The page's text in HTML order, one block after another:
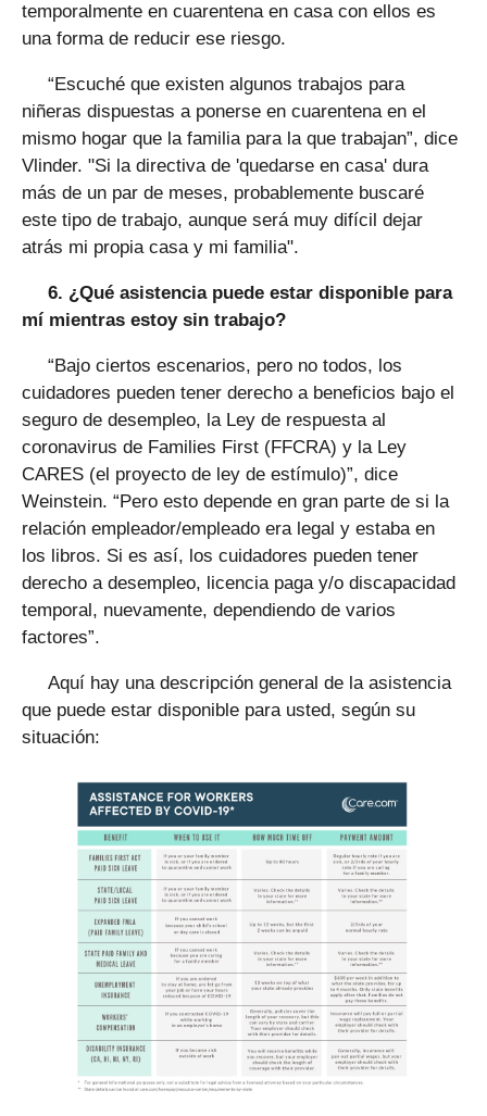
temporalmente en cuarentena en casa con ellos es
una forma de reducir ese riesgo.
“Escuché que existen algunos trabajos para
niñeras dispuestas a ponerse en cuarentena en el
mismo hogar que la familia para la que trabajan”, dice
Vlinder. "Si la directiva de 'quedarse en casa' dura
más de un par de meses, probablemente buscaré
este tipo de trabajo, aunque será muy difícil dejar
atrás mi propia casa y mi familia".
6. ¿Qué asistencia puede estar disponible para
mí mientras estoy sin trabajo?
“Bajo ciertos escenarios, pero no todos, los
cuidadores pueden tener derecho a beneficios bajo el
seguro de desempleo, la Ley de respuesta al
coronavirus de Families First (FFCRA) y la Ley
CARES (el proyecto de ley de estímulo)”, dice
Weinstein. “Pero esto depende en gran parte de si la
relación empleador/empleado era legal y estaba en
los libros. Si es así, los cuidadores pueden tener
derecho a desempleo, licencia paga y/o discapacidad
temporal, nuevamente, dependiendo de varios
factores”.
Aquí hay una descripción general de la asistencia
que puede estar disponible para usted, según su
situación: